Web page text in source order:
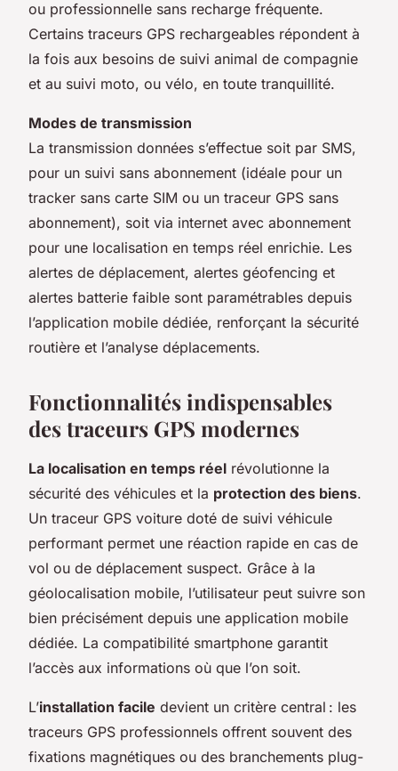
ou professionnelle sans recharge fréquente.
Certains traceurs GPS rechargeables répondent à
la fois aux besoins de suivi animal de compagnie
et au suivi moto, ou vélo, en toute tranquillité.
Modes de transmission
La transmission données s’effectue soit par SMS,
pour un suivi sans abonnement (idéale pour un
tracker sans carte SIM ou un traceur GPS sans
abonnement), soit via internet avec abonnement
pour une localisation en temps réel enrichie. Les
alertes de déplacement, alertes géofencing et
alertes batterie faible sont paramétrables depuis
l’application mobile dédiée, renforçant la sécurité
routière et l’analyse déplacements.
Fonctionnalités indispensables
des traceurs GPS modernes
La localisation en temps réel révolutionne la
sécurité des véhicules et la protection des biens.
Un traceur GPS voiture doté de suivi véhicule
performant permet une réaction rapide en cas de
vol ou de déplacement suspect. Grâce à la
géolocalisation mobile, l’utilisateur peut suivre son
bien précisément depuis une application mobile
dédiée. La compatibilité smartphone garantit
l’accès aux informations où que l’on soit.
L’installation facile devient un critère central : les
traceurs GPS professionnels offrent souvent des
fixations magnétiques ou des branchements plug-